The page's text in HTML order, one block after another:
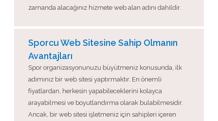
zamanda alacağınız hizmete web alan adını dahildir.
Sporcu Web Sitesine Sahip Olmanın
Avantajları
Spor organizasyonunuzu büyütmeniz konusunda, ilk
adımınız bir web sitesi yaptırmaktır. En önemli
fiyatlardan, herkesin yapabileceklerini kolayca
arayabilmesi ve boyutlandırma olarak bulabilmesidir.
Ancak, bir web sitesi işletmeniz için sahipleri içeren